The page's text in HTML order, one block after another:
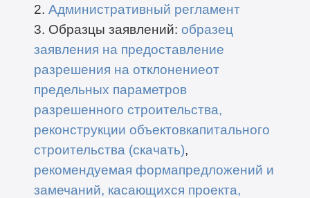
2. Административный регламент
3. Образцы заявлений: образец
заявления на предоставление
разрешения на отклонениеот
предельных параметров
разрешенного строительства,
реконструкции объектовкапитального
строительства (скачать),
рекомендуемая формапредложений и
замечаний, касающихся проекта,